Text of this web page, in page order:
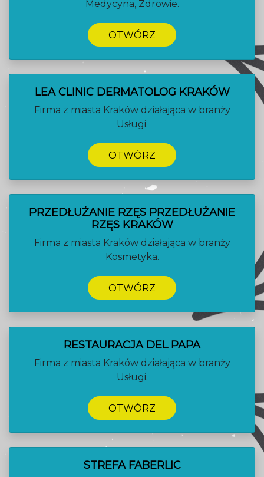
Medycyna, Zdrowie.
OTWÓRZ
LEA CLINIC DERMATOLOG KRAKÓW
Firma z miasta Kraków działająca w branży
Usługi.
OTWÓRZ
PRZEDŁUŻANIE RZĘS PRZEDŁUŻANIE
RZĘS KRAKÓW
Firma z miasta Kraków działająca w branży
Kosmetyka.
OTWÓRZ
RESTAURACJA DEL PAPA
Firma z miasta Kraków działająca w branży
Usługi.
OTWÓRZ
STREFA FABERLIC